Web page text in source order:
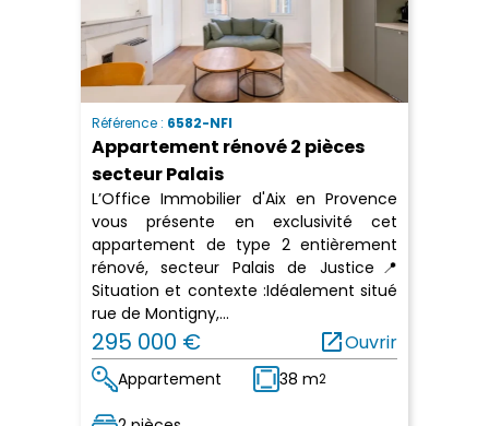
Référence : 6582-NFI
Appartement rénové 2 pièces
secteur Palais
L’Office Immobilier d'Aix en Provence
vous présente en exclusivité cet
appartement de type 2 entièrement
rénové, secteur Palais de Justice📍
Situation et contexte :Idéalement situé
rue de Montigny,...
295 000 € open_in_newOuvrir
Appartement 38 m2